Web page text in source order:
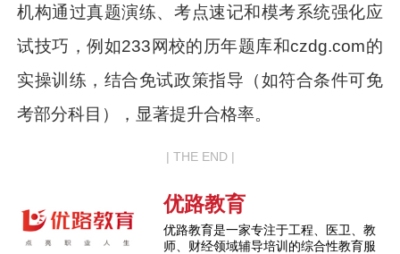
机构通过真题演练、考点速记和模考系统强化应
试技巧，例如233网校的历年题库和czdg.com的
实操训练，结合免试政策指导（如符合条件可免
考部分科目），显著提升合格率。
| THE END |
优路教育
优路教育是一家专注于工程、医卫、教
师、财经领域辅导培训的综合性教育服